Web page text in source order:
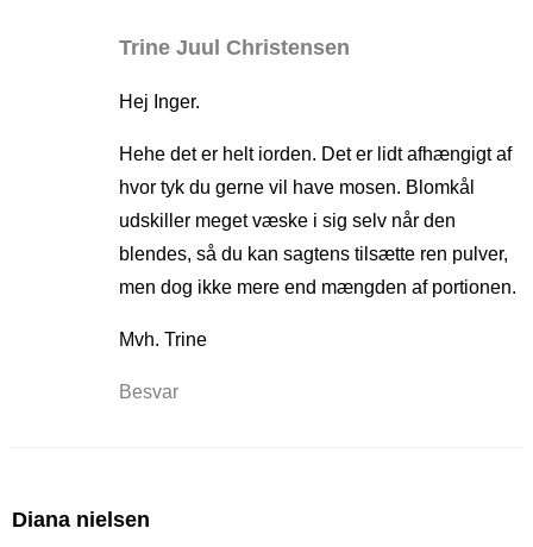
Trine Juul Christensen
Hej Inger.
Hehe det er helt iorden. Det er lidt afhængigt af
hvor tyk du gerne vil have mosen. Blomkål
udskiller meget væske i sig selv når den
blendes, så du kan sagtens tilsætte ren pulver,
men dog ikke mere end mængden af portionen.
Mvh. Trine
Besvar
Diana nielsen